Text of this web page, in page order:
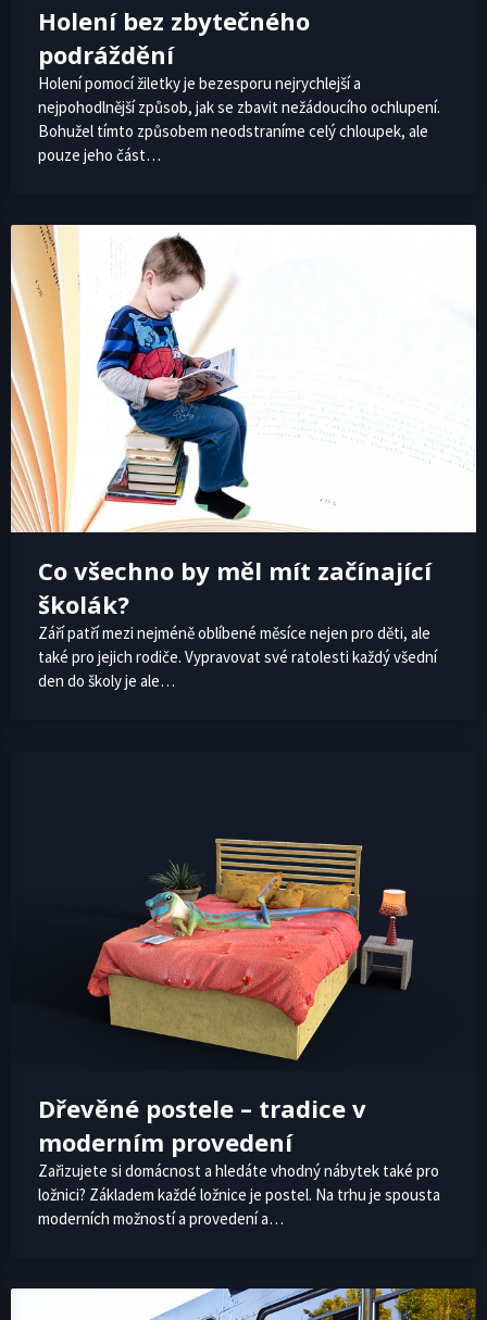
Holení bez zbytečného
podráždění
Holení pomocí žiletky je bezesporu nejrychlejší a
nejpohodlnější způsob, jak se zbavit nežádoucího ochlupení.
Bohužel tímto způsobem neodstraníme celý chloupek, ale
pouze jeho část…
Co všechno by měl mít začínající
školák?
Září patří mezi nejméně oblíbené měsíce nejen pro děti, ale
také pro jejich rodiče. Vypravovat své ratolesti každý všední
den do školy je ale…
Dřevěné postele – tradice v
moderním provedení
Zařizujete si domácnost a hledáte vhodný nábytek také pro
ložnici? Základem každé ložnice je postel. Na trhu je spousta
moderních možností a provedení a…